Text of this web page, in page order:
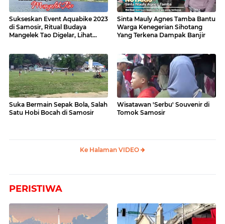
Sukseskan Event Aquabike 2023
di Samosir, Ritual Budaya
Mangelek Tao Digelar, Lihat
Sinta Mauly Agnes Tamba Bantu
Warga Kenegerian Sihotang
Yang Terkena Dampak Banjir
Suka Bermain Sepak Bola, Salah
Satu Hobi Bocah di Samosir
Wisatawan 'Serbu' Souvenir di
Tomok Samosir
Ke Halaman VIDEO
PERISTIWA